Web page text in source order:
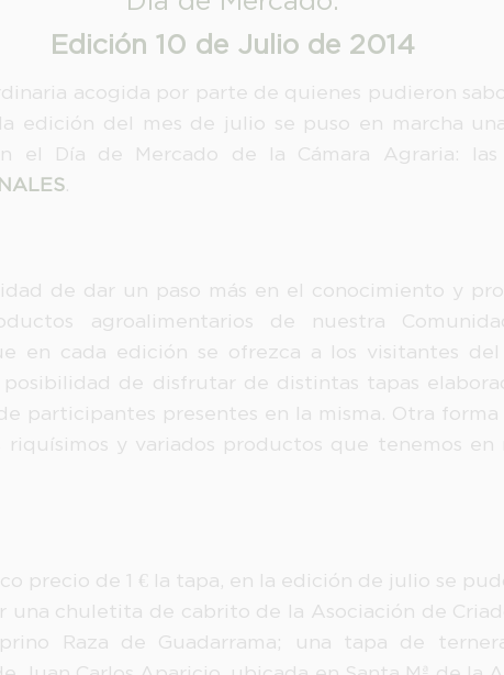
Edición 10 de Julio de 2014
acogida por parte de quienes pudieron
edición del mes de julio se puso en marcha
el Día de Mercado de la Cámara Agraria: las
de dar un paso más en el conocimiento y
agroalimentarios de nuestra
en cada edición se ofrezca a los visitantes
posibilidad de disfrutar de distintas tapas
participantes presentes en la misma. Otra forma
riquísimos y variados productos que tenemos en
precio de 1 € la tapa, en la edición de julio se
una chuletita de cabrito de la Asociación de
Raza de Guadarrama; una tapa de